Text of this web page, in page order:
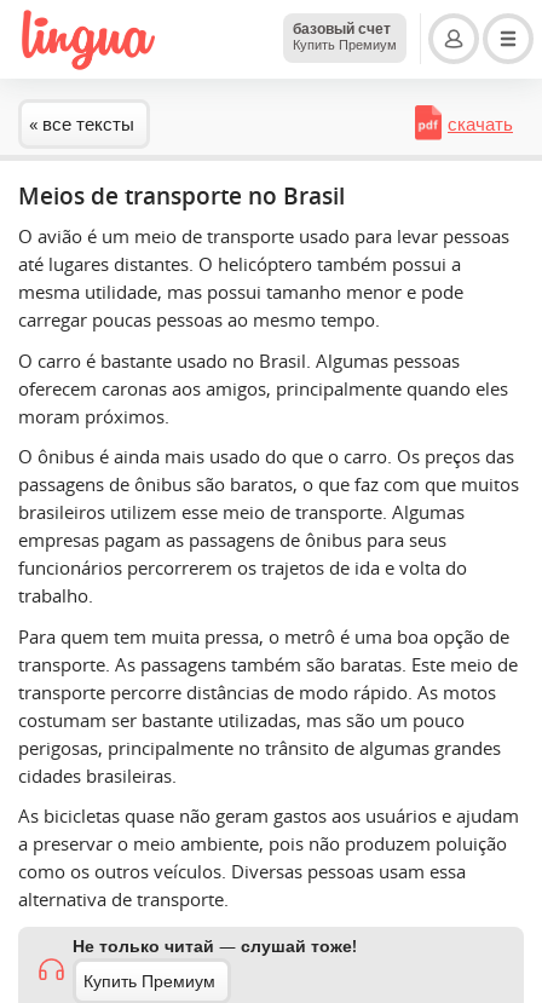
базовый счет
Купить Премиум
« все тексты скачать
Meios de transporte no Brasil
O avião é um meio de transporte usado para levar pessoas
até lugares distantes. O helicóptero também possui a
mesma utilidade, mas possui tamanho menor e pode
carregar poucas pessoas ao mesmo tempo.
O carro é bastante usado no Brasil. Algumas pessoas
oferecem caronas aos amigos, principalmente quando eles
moram próximos.
O ônibus é ainda mais usado do que o carro. Os preços das
passagens de ônibus são baratos, o que faz com que muitos
brasileiros utilizem esse meio de transporte. Algumas
empresas pagam as passagens de ônibus para seus
funcionários percorrerem os trajetos de ida e volta do
trabalho.
Para quem tem muita pressa, o metrô é uma boa opção de
transporte. As passagens também são baratas. Este meio de
transporte percorre distâncias de modo rápido. As motos
costumam ser bastante utilizadas, mas são um pouco
perigosas, principalmente no trânsito de algumas grandes
cidades brasileiras.
As bicicletas quase não geram gastos aos usuários e ajudam
a preservar o meio ambiente, pois não produzem poluição
como os outros veículos. Diversas pessoas usam essa
alternativa de transporte.
Не только читай — слушай тоже!
Купить Премиум